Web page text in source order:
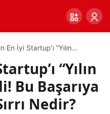
En İyi Startup’ı “Yılın
Sırrı Nedir?“Yılın
Bu Başarıya
Nedir?